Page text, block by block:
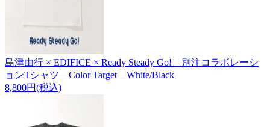
島津由行 × EDIFICE × Ready Steady Go! 別注コラボレーシ
ョンTシャツ Color Target White/Black
8,800円(税込)